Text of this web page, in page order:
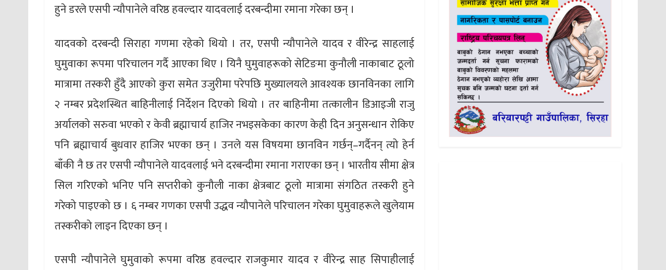
हुने डरले एसपी न्यौपानेले वरिष्ठ हवल्दार यादवलाई दरबन्दीमा रमाना गरेका छन् ।
यादवको दरबन्दी सिराहा गणमा रहेको थियो । तर, एसपी न्यौपानेले यादव र वीरेन्द्र साहलाई
घुमुवाका रूपमा परिचालन गर्दै आएका थिए । यिनै घुमुवाहरूको सेटिङमा कुनौली नाकाबाट ठूलो
मात्रामा तस्करी हुँदै आएको कुरा समेत उजुरीमा परेपछि मुख्यालयले आवश्यक छानविनका लागि
२ नम्बर प्रदेशस्थित बाहिनीलाई निर्देशन दिएको थियो । तर बाहिनीमा तत्कालीन डिआइजी राजु
अर्यालको सरुवा भएको र केवी ब्रह्माचार्य हाजिर नभइसकेका कारण केही दिन अनुसन्धान रोकिए
पनि ब्रह्माचार्य बुधवार हाजिर भएका छन् । उनले यस विषयमा छानविन गर्छन्–गर्दैनन् त्यो हेर्न
बाँकी नै छ तर एसपी न्यौपानेले यादवलाई भने दरबन्दीमा रमाना गराएका छन् । भारतीय सीमा क्षेत्र
सिल गरिएको भनिए पनि सप्तरीको कुनौली नाका क्षेत्रबाट ठूलो मात्रामा संगठित तस्करी हुने
गरेको पाइएको छ । ६ नम्बर गणका एसपी उद्धव न्यौपानेले परिचालन गरेका घुमुवाहरूले खुलेयाम
तस्करीको लाइन दिएका छन् ।
एसपी न्यौपानेले घुमुवाको रूपमा वरिष्ठ हवल्दार राजकुमार यादव र वीरेन्द्र साह सिपाहीलाई